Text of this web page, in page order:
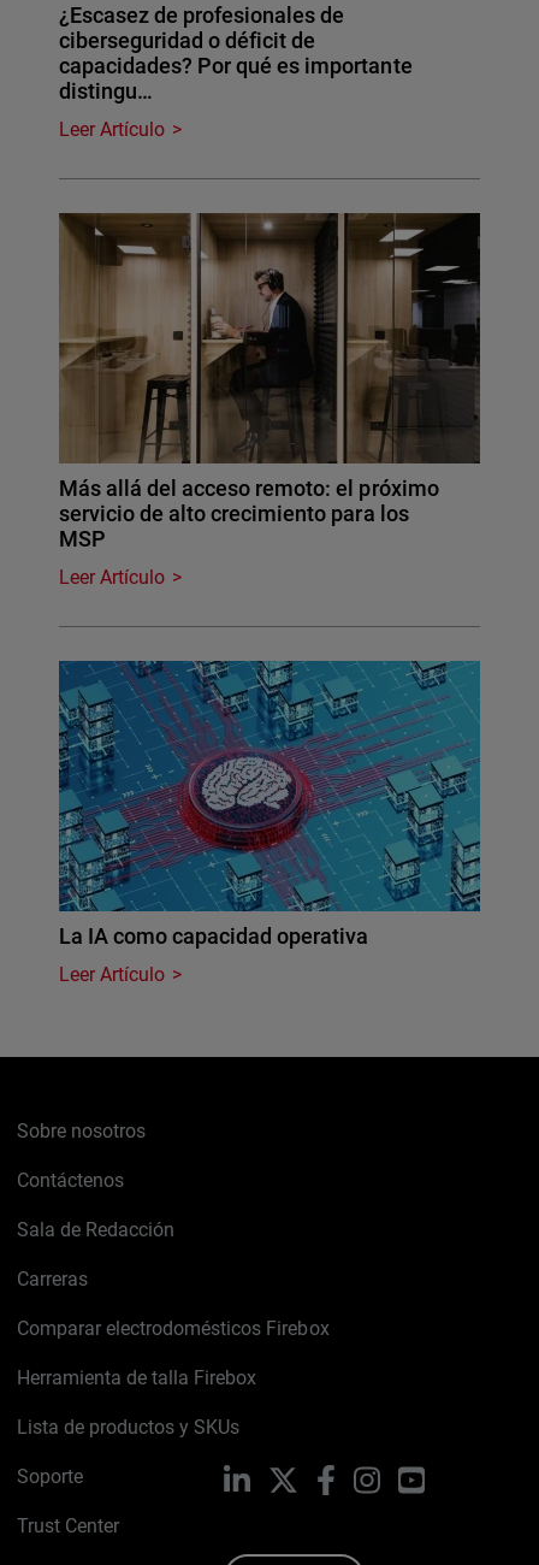
¿Escasez de profesionales de
ciberseguridad o déficit de
capacidades? Por qué es importante
distingu…
Leer Artículo
Más allá del acceso remoto: el próximo
servicio de alto crecimiento para los
MSP
Leer Artículo
La IA como capacidad operativa
Leer Artículo
Sobre nosotros
Contáctenos
Sala de Redacción
Carreras
Comparar electrodomésticos Firebox
Herramienta de talla Firebox
Lista de productos y SKUs
Soporte
Trust Center
LinkedIn FacebookInstagramYouTube